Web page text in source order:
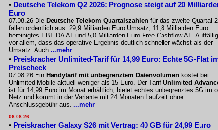
• Deutsche Telekom Q2 2026: Prognose steigt auf 20
Euro
07.08.26 Die Deutsche Telekom Quartalszahlen für das zweite Quartal
fallen ordentlich aus: 29,9 Milliarden Euro Umsatz, 11,8 Milliarden Euro
bereinigtes EBITDA AL und 5,0 Milliarden Euro Free Cashflow AL.
vor allem, dass das operative Ergebnis deutlich schneller wächst als der
Umsatz. Auch ...mehr
• Preiskracher Unlimited-Tarif für 14,99 Euro: Echte 5G-Flat
Preischeck
07.08.26 Ein Handytarif mit unbegrenztem Datenvolumen kostet bei
Unlimited Mobile aktuell weniger als 15 Euro. Der Tarif Unlimited
ist für 14,99 Euro im Monat erhältlich, bietet echtes unbegrenztes 5G im
Netz und kommt in der Variante mit 24 Monaten Laufzeit ohne
Anschlussgebühr aus. ...mehr
06.08.26:
• Preiskracher Galaxy S26 mit Vertrag: 40 GB für 24,99 Euro